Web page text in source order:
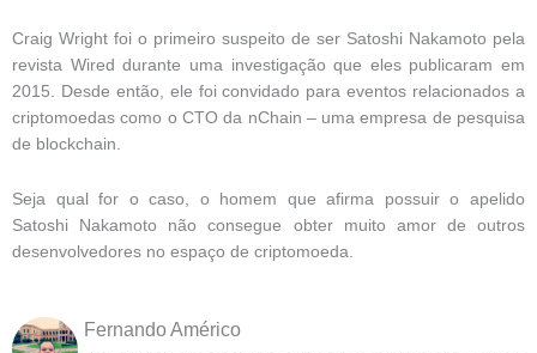
Craig Wright foi o primeiro suspeito de ser Satoshi Nakamoto pela
revista Wired durante uma investigação que eles publicaram em
2015. Desde então, ele foi convidado para eventos relacionados a
criptomoedas como o CTO da nChain – uma empresa de pesquisa
de blockchain.
Seja qual for o caso, o homem que afirma possuir o apelido
Satoshi Nakamoto não consegue obter muito amor de outros
desenvolvedores no espaço de criptomoeda.
Fernando Américo